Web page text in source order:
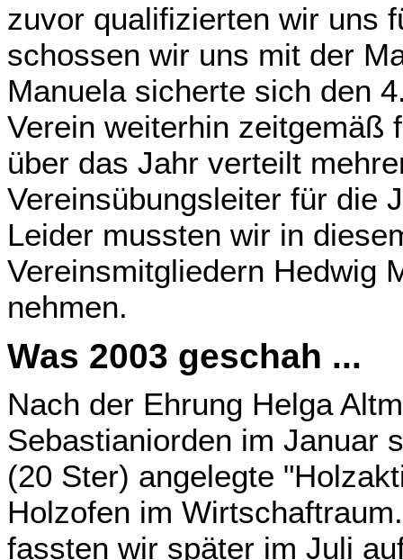
zuvor qualifizierten wir uns
schossen wir uns mit der
Manuela sicherte sich den
Verein weiterhin zeitgemäß
über das Jahr verteilt
Vereinsübungsleiter für die
Leider mussten wir in
Vereinsmitgliedern Hedwig
nehmen.
Was 2003 geschah ...
Nach der Ehrung Helga
Sebastianiorden im Januar
(20 Ster) angelegte
Holzofen im
fassten wir später im Juli